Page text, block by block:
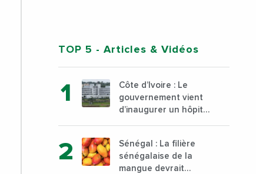
TOP 5 - Articles & Vidéos
Côte d’Ivoire : Le
gouvernement vient
d’inaugurer un hôpital
au sud du pays
Sénégal : La filière
sénégalaise de la
mangue devrait